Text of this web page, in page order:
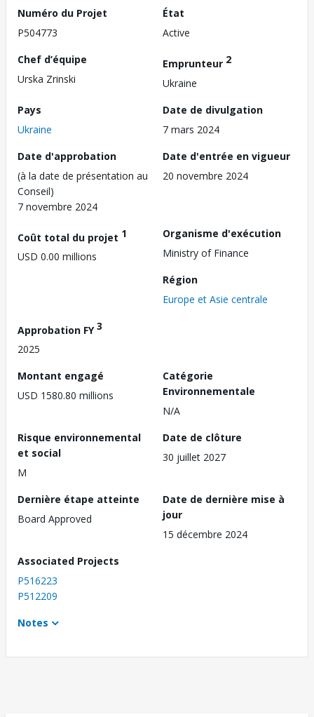
Numéro du Projet
P504773
État
Active
Chef d’équipe
Urska Zrinski
Emprunteur 2
Ukraine
Pays
Ukraine
Date de divulgation
7 mars 2024
Date d'approbation
(à la date de présentation au
Conseil)
7 novembre 2024
Date d'entrée en vigueur
20 novembre 2024
Coût total du projet 1
USD 0.00 millions
Organisme d'exécution
Ministry of Finance
Région
Europe et Asie centrale
Approbation FY3
2025
Montant engagé
USD 1580.80 millions
Catégorie
Environnementale
N/A
Risque environnemental
et social
M
Date de clôture
30 juillet 2027
Dernière étape atteinte
Board Approved
Date de dernière mise à
jour
15 décembre 2024
Associated Projects
P516223
P512209
Notes